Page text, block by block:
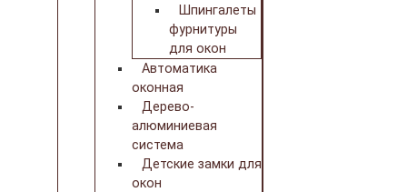
Шпингалеты
фурнитуры
для окон
Автоматика
оконная
Дерево-
алюминиевая
система
Детские замки для
окон